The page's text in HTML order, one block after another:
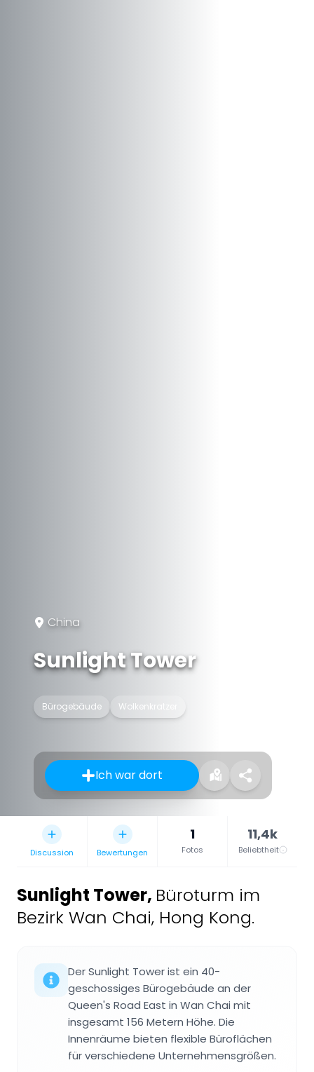
China
Sunlight Tower
Bürogebäude Wolkenkratzer
Ich war dort
Discussion Bewertungen
1
Fotos
11,4k
Beliebtheit
Sunlight Tower, Büroturm im
Bezirk Wan Chai, Hong Kong.
Der Sunlight Tower ist ein 40-
geschossiges Bürogebäude an der
Queen's Road East in Wan Chai mit
insgesamt 156 Metern Höhe. Die
Innenräume bieten flexible Büroflächen
für verschiedene Unternehmensgrößen.